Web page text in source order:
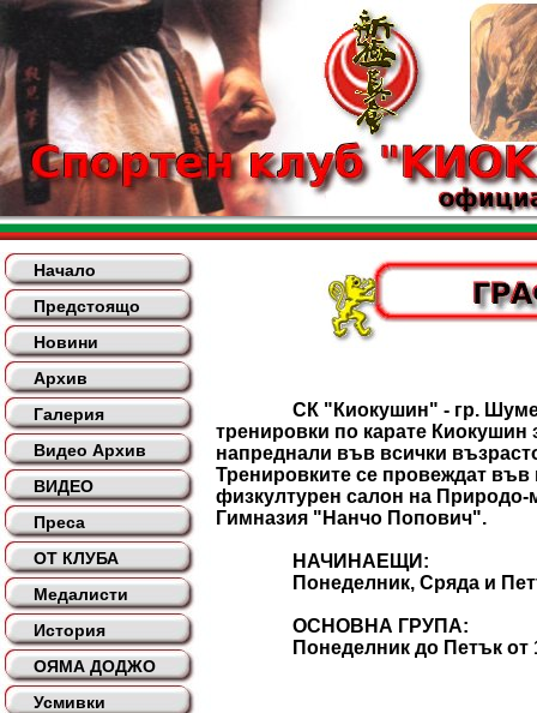
Начало
Предстоящо
Новини
Архив
Галерия
Видео Архив
ВИДЕО
Преса
ОТ КЛУБА
Медалисти
История
ОЯМА ДОДЖО
Усмивки
СК "Киокушин" - гр. Шумен
тренировки по карате Киокушин
напреднали във всички
Тренировките се провеждат
физкултурен салон на Природо-
Гимназия "Нанчо Попович".
НАЧИНАЕЩИ:
Понеделник, Сряда и Петък
ОСНОВНА ГРУПА:
Понеделник до Петък от